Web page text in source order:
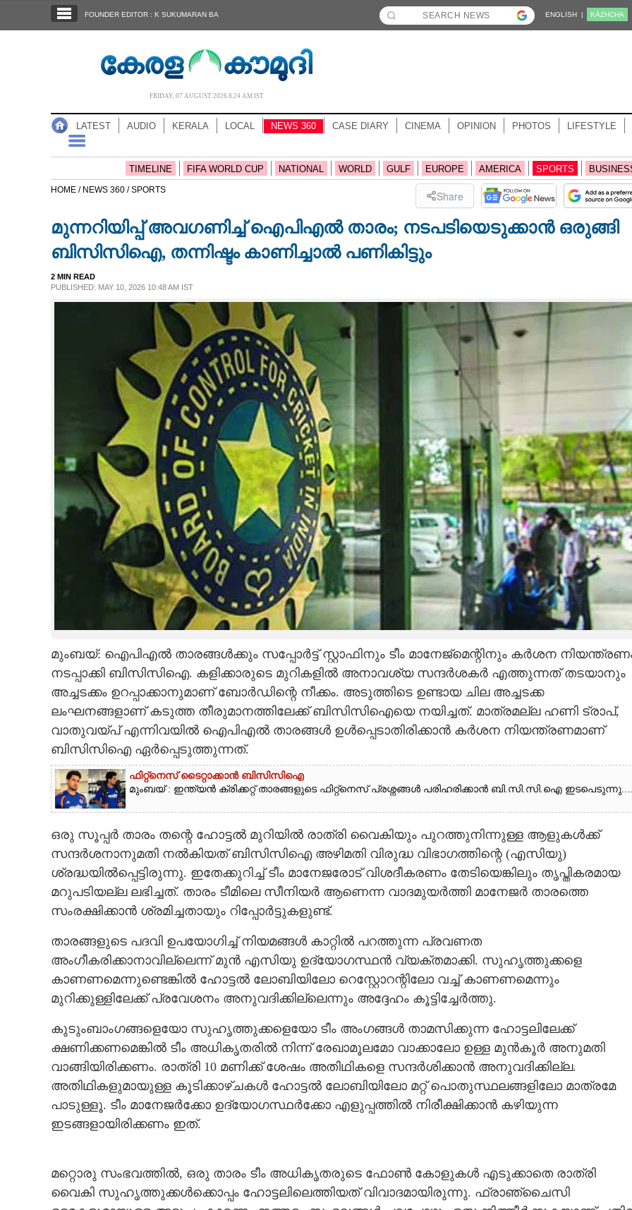
NOTIFIED NEWS
NEWS 360
CASE DIARY
SPIRITUAL
CARTOONS
LITERATURE
CONTACT US
FOUNDER EDITOR : K SUKUMARAN BA ENGLISH | KĀZHCHA
FRIDAY, 07 AUGUST 2026 8.24 AM IST
LATEST AUDIO KERALA LOCAL NEWS 360 CASE DIARY CINEMA OPINION PHOTOS LIFESTYLE
TIMELINE FIFA WORLD CUP NATIONAL WORLD GULF EUROPE AMERICA SPORTS
HOME / NEWS 360 /SPORTS Share
മുന്നറിയിപ്പ് അവഗണിച്ച് ഐപിഎൽ താരം; നടപടിയെടുക്കാൻ ഒരുങ്ങി
ബിസിസിഐ, തന്നിഷ്ടം കാണിച്ചാൽ പണികിട്ടും
2 MIN READ
PUBLISHED: MAY 10, 2026 10:48 AM IST
മുംബയ്: ഐപിഎൽ താരങ്ങൾക്കും സപ്പോർട്ട് സ്റ്റാഫിനും ടീം മാനേജ്‌മെന്റിനും കർശന
നടപ്പാക്കി ബിസിസിഐ. കളിക്കാരുടെ മുറികളിൽ അനാവശ്യ സന്ദർശകർ എത്തുന്നത് തടയാനും
അച്ചടക്കം ഉറപ്പാക്കാനുമാണ് ബോർഡിന്റെ നീക്കം. അടുത്തിടെ ഉണ്ടായ ചില അച്ചടക്ക
ലംഘനങ്ങളാണ് കടുത്ത തീരുമാനത്തിലേക്ക് ബിസിസിഐയെ നയിച്ചത്. മാത്രമല്ല ഹണി ട്രാപ്,
വാതുവയ്പ് എന്നിവയിൽ ഐപിഎൽ താരങ്ങൾ ഉൾപ്പെടാതിരിക്കാൻ കർശന നിയന്ത്രണമാണ്
ബിസിസിഐ ഏർപ്പെടുത്തുന്നത്.
ഫിറ്റ്നെസ് ടൈറ്റാക്കാൻ ബിസിസിഐ
മുംബയ് : ഇന്ത്യൻ ക്രിക്കറ്റ് താരങ്ങളുടെ ഫിറ്റ്നെസ് പ്രശ്നങ്ങൾ പരിഹരിക്കാൻ ബി.സി.സി.ഐ ഇടപെടുന്നു....
ഒരു സൂപ്പർ താരം തന്റെ ഹോട്ടൽ മുറിയിൽ രാത്രി വൈകിയും പുറത്തുനിന്നുള്ള ആളുകൾക്ക്
സന്ദർശനാനുമതി നൽകിയത് ബിസിസിഐ അഴിമതി വിരുദ്ധ വിഭാഗത്തിന്റെ (എസിയു)
ശ്രദ്ധയിൽപ്പെട്ടിരുന്നു. ഇതേക്കുറിച്ച് ടീം മാനേജരോട് വിശദീകരണം തേടിയെങ്കിലും തൃപ്തികരമായ
മറുപടിയല്ല ലഭിച്ചത്. താരം ടീമിലെ സീനിയർ ആണെന്ന വാദമുയർത്തി മാനേജർ താരത്തെ
സംരക്ഷിക്കാൻ ശ്രമിച്ചതായും റിപ്പോർട്ടുകളുണ്ട്.
താരങ്ങളുടെ പദവി ഉപയോഗിച്ച് നിയമങ്ങൾ കാറ്റിൽ പറത്തുന്ന പ്രവണത
അംഗീകരിക്കാനാവില്ലെന്ന് മുൻ എസിയു ഉദ്യോഗസ്ഥൻ വ്യക്തമാക്കി. സുഹൃത്തുക്കളെ
കാണണമെന്നുണ്ടെങ്കിൽ ഹോട്ടൽ ലോബിയിലോ റെസ്റ്റോറന്റിലോ വച്ച് കാണണമെന്നും
മുറിക്കുള്ളിലേക്ക് പ്രവേശനം അനുവദിക്കില്ലെന്നും അദ്ദേഹം കൂട്ടിച്ചേർത്തു.
കുടുംബാംഗങ്ങളെയോ സുഹൃത്തുക്കളെയോ ടീം അംഗങ്ങൾ താമസിക്കുന്ന ഹോട്ടലിലേക്ക്
ക്ഷണിക്കണമെങ്കിൽ ടീം അധികൃതരിൽ നിന്ന് രേഖാമൂലമോ വാക്കാലോ ഉള്ള മുൻകൂർ അനുമതി
വാങ്ങിയിരിക്കണം. രാത്രി 10 മണിക്ക് ശേഷം അതിഥികളെ സന്ദർശിക്കാൻ അനുവദിക്കില്ല.
അതിഥികളുമായുള്ള കൂടിക്കാഴ്ചകൾ ഹോട്ടൽ ലോബിയിലോ മറ്റ് പൊതുസ്ഥലങ്ങളിലോ മാത്രമേ
പാടുള്ളൂ. ടീം മാനേജർക്കോ ഉദ്യോഗസ്ഥർക്കോ എളുപ്പത്തിൽ നിരീക്ഷിക്കാൻ കഴിയുന്ന
ഇടങ്ങളായിരിക്കണം ഇത്.
മറ്റൊരു സംഭവത്തിൽ, ഒരു താരം ടീം അധികൃതരുടെ ഫോൺ കോളുകൾ എടുക്കാതെ രാത്രി
വൈകി സുഹൃത്തുക്കൾക്കൊപ്പം ഹോട്ടലിലെത്തിയത് വിവാദമായിരുന്നു. ഫ്രാഞ്ചൈസി